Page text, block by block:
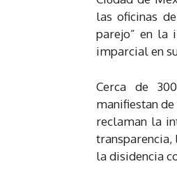
las oficinas
parejo” en la
imparcial en
Cerca de
manifiestan
reclaman la
transparencia,
la disidencia